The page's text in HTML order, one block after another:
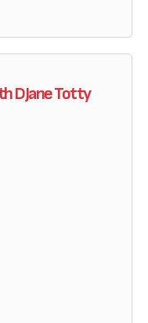
DJane Totty